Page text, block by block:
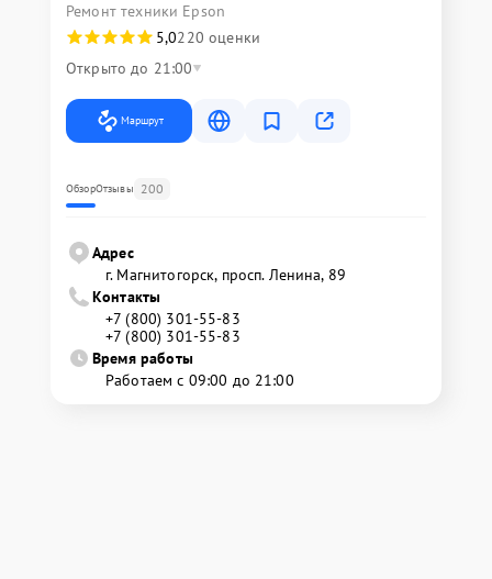
Ремонт техники Epson
5,0220 оценки
Открыто до 21:00
Маршрут
ОбзорОтзывы 200
Адрес
г. Магнитогорск, просп. Ленина, 89
Контакты
+7 (800) 301-55-83
+7 (800) 301-55-83
Время работы
Работаем с 09:00 до 21:00